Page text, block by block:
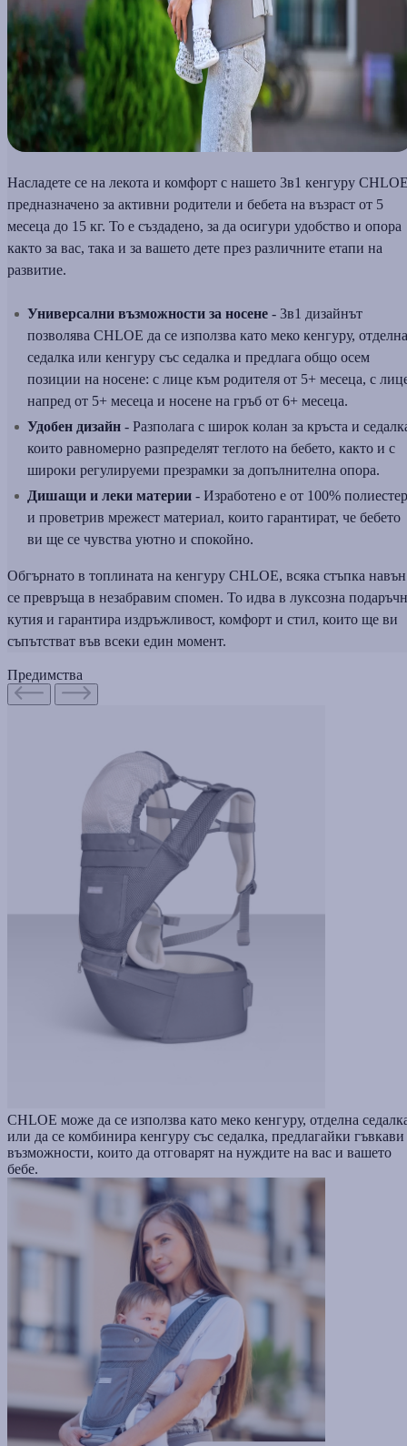
Насладете се на лекота и комфорт с нашето 3в1 кенгуру
предназначено за активни родители и бебета на възраст от 5
месеца до 15 кг. То е създадено, за да осигури удобство и опора
както за вас, така и за вашето дете през различните етапи на
развитие.
Универсални възможности за носене - 3в1 дизайнът
позволява CHLOE да се използва като меко кенгуру, отделна
седалка или кенгуру със седалка и предлага общо осем
позиции на носене: с лице към родителя от 5+ месеца, с
напред от 5+ месеца и носене на гръб от 6+ месеца.
Удобен дизайн - Разполага с широк колан за кръста и
които равномерно разпределят теглото на бебето, както и с
широки регулируеми презрамки за допълнителна опора.
Дишащи и леки материи - Изработено е от 100% полиестер
и проветрив мрежест материал, които гарантират, че бебето
ви ще се чувства уютно и спокойно.
Обгърнато в топлината на кенгуру CHLOE, всяка стъпка навън
се превръща в незабравим спомен. То идва в луксозна
кутия и гарантира издръжливост, комфорт и стил, които ще ви
съпътстват във всеки един момент.
Предимства
CHLOE може да се използва като мекo кенгуру, отделна
или да се комбинира кенгуру със седалка, предлагайки гъвкави
възможности, които да отговарят на нуждите на вас и вашето
бебе.